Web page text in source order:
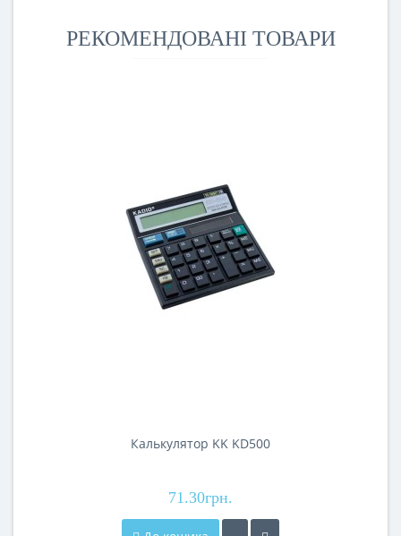
РЕКОМЕНДОВАНІ ТОВАРИ
Калькулятор KK KD500
71.30грн.